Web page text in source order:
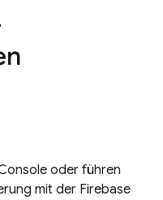
oder führen
mit der Firebase